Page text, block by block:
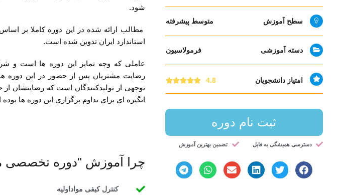
سطح آموزش متوسط پیشرفته
دسته آموزشی فرمولاسیون
امتیاز دانشجویان 4.8





ثبت نام دوره
دسترسی همیشگی به فایل تضمین بهترین آموزش
شود.
مطالب ارائه شده در این دوره کاملا بر
استاندارد ایران تدوین شده است.
عاملی که وجه تمایز این دوره ها است و
توجهی از تولید­کنندگان است که رضایتشان
انگیزه ­ای برای تداوم برگزاری این دوره ­ها
چرا آموزش "دوره تخصصی
کنترل کیفی مواداولیه